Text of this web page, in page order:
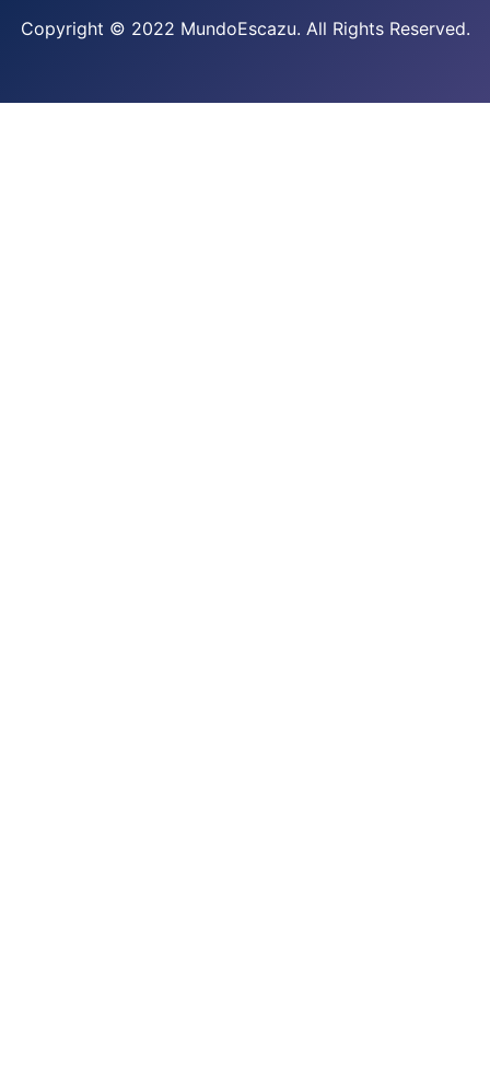
Copyright © 2022 MundoEscazu. All Rights Reserved.